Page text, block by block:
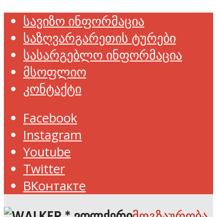
სავიზო ინფორმაცია
საზღვარგარეთის ტურები
სასარგებლო ინფორმაცია
მსოფლიო
კონტაქტი
Facebook
Instagram
Youtube
Twitter
ВКонтакте